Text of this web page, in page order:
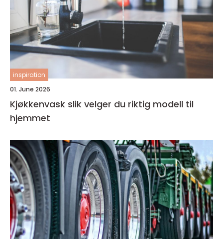
inspiration
01. June 2026
Kjøkkenvask slik velger du riktig modell til
hjemmet